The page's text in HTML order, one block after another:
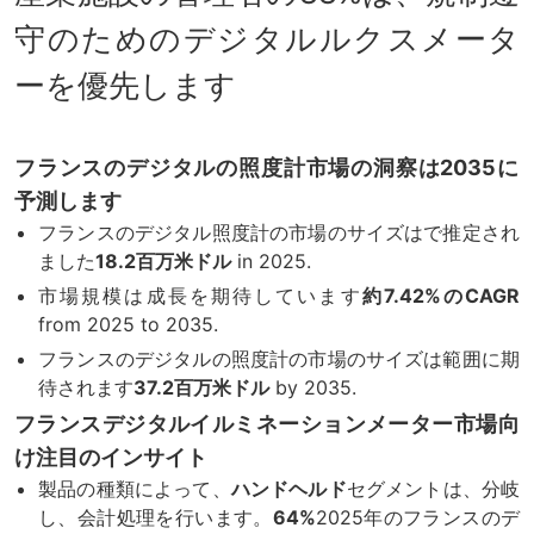
守のためのデジタルルクスメータ
ーを優先します
フランスのデジタルの照度計市場の洞察は2035に
予測します
フランスのデジタル照度計の市場のサイズはで推定され
ました18.2百万米ドルin 2025.
市場規模は成長を期待しています約7.42%のCAGR
from 2025 to 2035.
フランスのデジタルの照度計の市場のサイズは範囲に期
待されます37.2百万米ドルby 2035.
フランスデジタルイルミネーションメーター市場向
け注目のインサイト
製品の種類によって、ハンドヘルドセグメントは、分岐
し、会計処理を行います。 64%2025年のフランスのデ